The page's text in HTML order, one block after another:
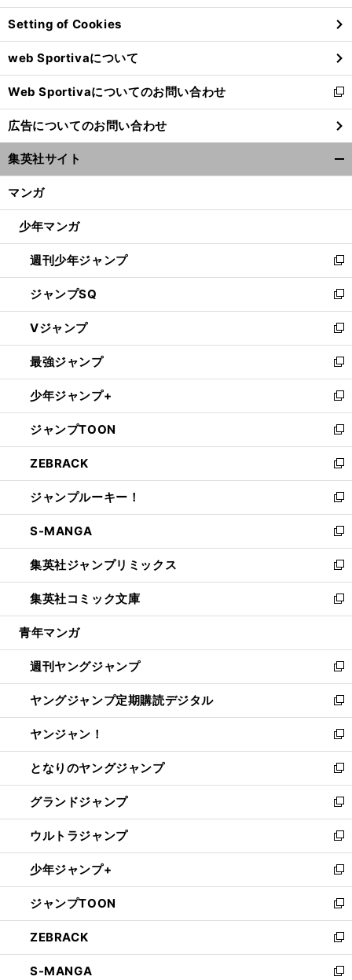
ン
ド
ウ
で
開
く
Setting of Cookies
web Sportivaについて
Web Sportivaについてのお問い合わせ
新
し
い
ウ
ィ
ン
ウ
開
く
広告についてのお問い合わせ
集英社サイト
マンガ
少年マンガ
週刊少年ジャンプ
新
し
い
ウ
ィ
ン
ド
ウ
で
開
く
ジャンプSQ
新
し
い
ウ
ィ
ン
ド
ウ
で
開
く
Vジャンプ
新
し
い
ウ
ィ
ン
ド
ウ
で
開
く
最強ジャンプ
新
し
い
ウ
ィ
ン
ド
ウ
で
開
く
少年ジャンプ+
新
し
い
ウ
ィ
ン
ド
ウ
で
開
く
ジャンプTOON
新
し
い
ウ
ィ
ン
ド
ウ
で
開
く
ZEBRACK
新
し
い
ウ
ィ
ン
ド
ウ
で
開
ジャンプルーキー！
新
し
い
ウ
ィ
ン
ド
ウ
開
く
S-MANGA
新
し
い
ウ
ィ
ン
ウ
で
開
く
集英社ジャンプリミックス
新
し
い
ウ
ン
ド
ウ
で
開
く
集英社コミック文庫
新
し
ウ
ィ
ン
ド
ウ
で
開
く
青年マンガ
週刊ヤングジャンプ
新
し
い
ウ
ィ
ン
ド
ウ
で
開
く
ヤングジャンプ定期購読デジタル
新
し
い
ウ
ィ
ン
ド
ウ
で
開
く
ヤンジャン！
新
し
い
ウ
ィ
ン
ド
ウ
で
開
く
となりのヤングジャンプ
新
し
い
ウ
ィ
ン
ド
ウ
で
開
く
グランドジャンプ
新
し
い
ウ
ィ
ン
ド
ウ
で
開
く
ウルトラジャンプ
新
し
い
ウ
ィ
ン
ド
ウ
で
少年ジャンプ+
新
し
い
ウ
ィ
ン
ド
ジャンプTOON
新
し
い
ウ
ィ
ZEBRACK
新
し
い
S-MANGA 新